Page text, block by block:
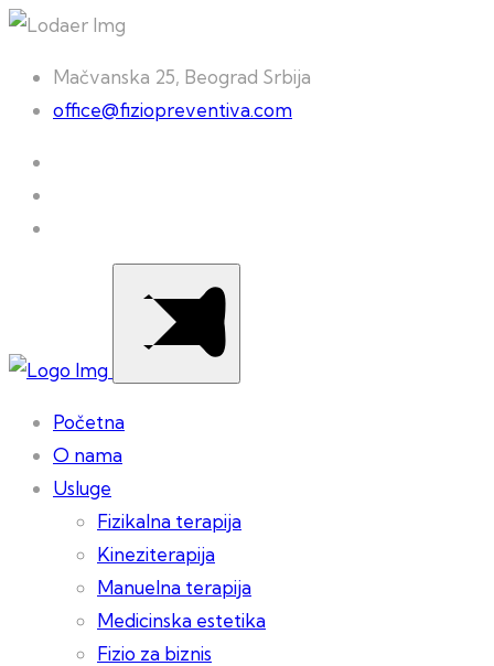
Mačvanska 25, Beograd Srbija
office@fiziopreventiva.com
Početna
O nama
Usluge
Fizikalna terapija
Kineziterapija
Manuelna terapija
Medicinska estetika
Fizio za biznis